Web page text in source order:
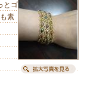
とゴ
素